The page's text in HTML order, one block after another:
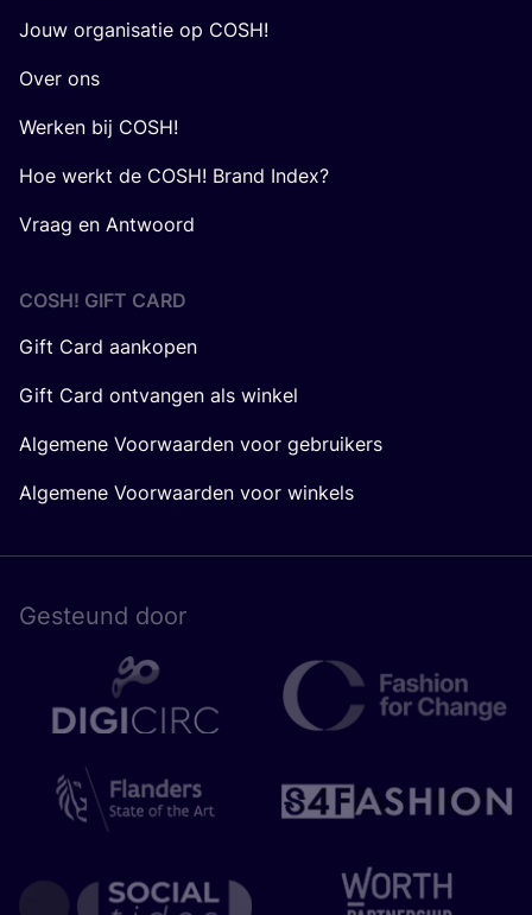
Jouw organisatie op COSH!
Over ons
Werken bij COSH!
Hoe werkt de COSH! Brand Index?
Vraag en Antwoord
COSH! GIFT CARD
Gift Card aankopen
Gift Card ontvangen als winkel
Algemene Voorwaarden voor gebruikers
Algemene Voorwaarden voor winkels
Gesteund door